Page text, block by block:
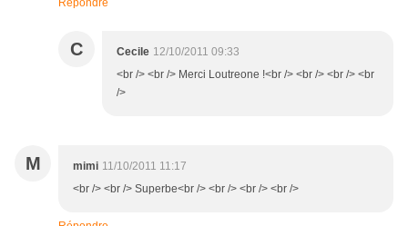
Répondre
C Cecile 12/10/2011 09:33
<br /> <br /> Merci Loutreone !<br /> <br /> <br /> <br
/>
M mimi 11/10/2011 11:17
<br /> <br /> Superbe<br /> <br /> <br /> <br />